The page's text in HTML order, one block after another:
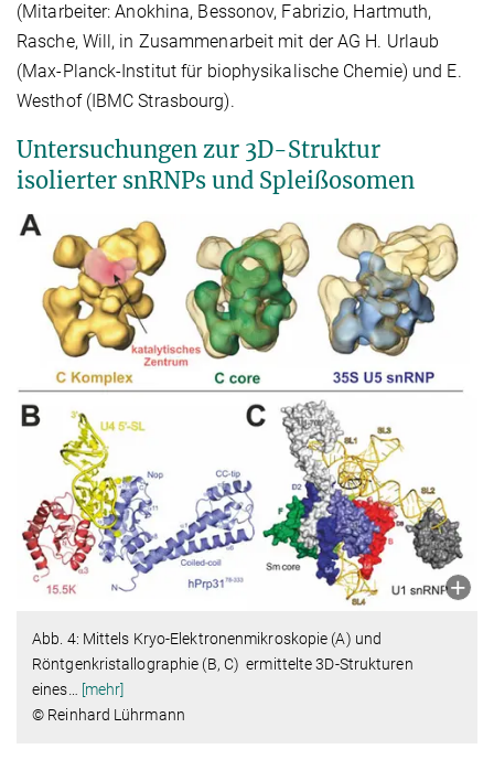
(Mitarbeiter: Anokhina, Bessonov, Fabrizio, Hartmuth,
Rasche, Will, in Zusammenarbeit mit der AG H. Urlaub
(Max-Planck-Institut für biophysikalische Chemie) und E.
Westhof (IBMC Strasbourg).
Untersuchungen zur 3D-Struktur
isolierter snRNPs und Spleißosomen
Abb. 4: Mittels Kryo-Elektronenmikroskopie (A) und
Röntgenkristallographie (B, C) ermittelte 3D-Strukturen
eines
[mehr]
© Reinhard Lührmann